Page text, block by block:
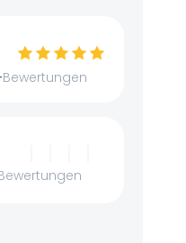
Bewertungen